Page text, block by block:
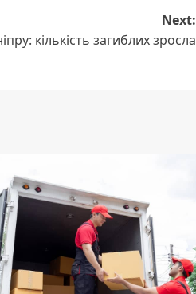
Next:
кількість загиблих зросла